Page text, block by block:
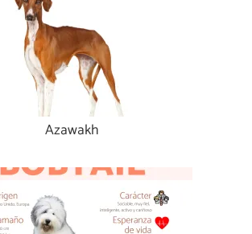
Azawakh